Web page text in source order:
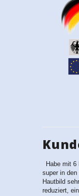
Habe mit 6
super in
Hautbild
reduziert,